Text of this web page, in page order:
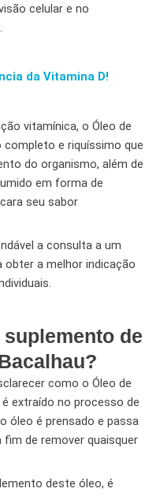
celular e no
da Vitamina D!
vitamínica, o Óleo de
completo e riquíssimo que
do organismo, além de
em forma de
seu sabor
a consulta a um
obter a melhor indicação
de
como o Óleo de
extraído no processo de
óleo é prensado e passa
de remover quaisquer
deste óleo, é